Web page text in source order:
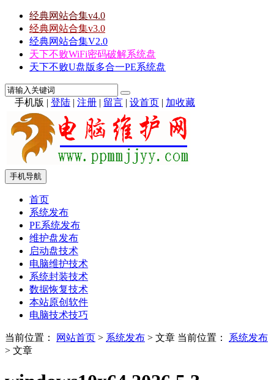
经典网站合集v4.0
经典网站合集v3.0
经典网站合集V2.0
天下不败WiFi密码破解系统盘
天下不败U盘版多合一PE系统盘
手机版 | 登陆 | 注册 | 留言 | 设首页 | 加收藏
手机导航
首页
系统发布
PE系统发布
维护盘发布
启动盘技术
电脑维护技术
系统封装技术
数据恢复技术
本站原创软件
电脑技术技巧
当前位置： 网站首页 > 系统发布 > 文章 当前位置： 系统发布
> 文章